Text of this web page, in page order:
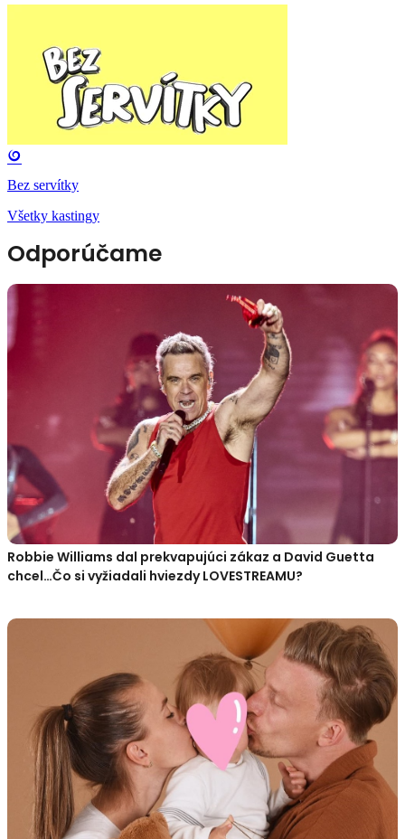
Bez servítky
Všetky kastingy
Odporúčame
Robbie Williams dal prekvapujúci zákaz a David Guetta
chcel…Čo si vyžiadali hviezdy LOVESTREAMU?